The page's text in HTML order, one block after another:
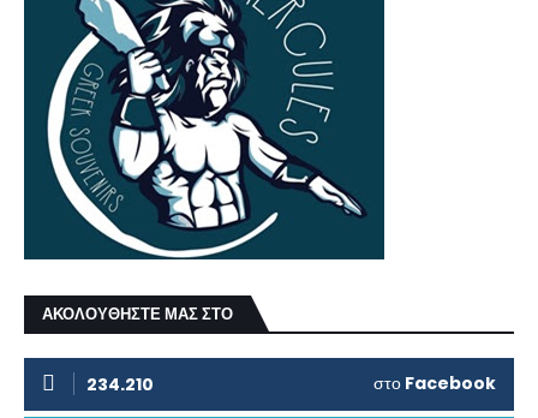
ΑΚΟΛΟΥΘΗΣΤΕ ΜΑΣ ΣΤΟ
234.210 στο Facebook